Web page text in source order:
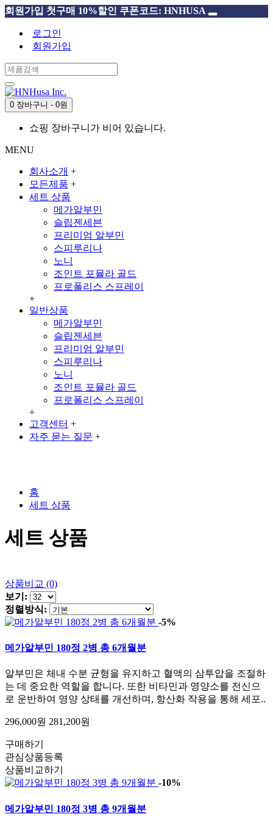
회원가입 첫구매 10%할인 쿠폰코드: HNHUSA
로그인
회원가입
0 장바구니 - 0원
쇼핑 장바구니가 비어 있습니다.
MENU
회사소개 +
모든제품 +
세트 상품
메가알부민
슬립젠세븐
프리미엄 알부민
스피루리나
노니
조인트 포뮬라 골드
프로폴리스 스프레이
+
일반상품
메가알부민
슬립젠세븐
프리미엄 알부민
스피루리나
노니
조인트 포뮬라 골드
프로폴리스 스프레이
+
고객센터 +
자주 묻는 질문 +
홈
세트 상품
세트 상품
상품비교 (0)
보기:
정렬방식:
-5%
메가알부민 180정 2병 총 6개월분
알부민은 체내 수분 균형을 유지하고 혈액의 삼투압을 조절하
는 데 중요한 역할을 합니다. 또한 비타민과 영양소를 전신으
로 운반하여 영양 상태를 개선하며, 항산화 작용을 통해 세포..
296,000원 281,200원
구매하기
관심상품등록
상품비교하기
-10%
메가알부민 180정 3병 총 9개월분